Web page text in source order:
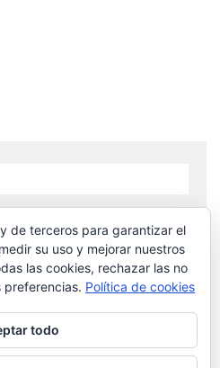
BUSCAR
de terceros para garantizar el
su uso y mejorar nuestros
las cookies, rechazar las no
preferencias. Política de cookies
todo